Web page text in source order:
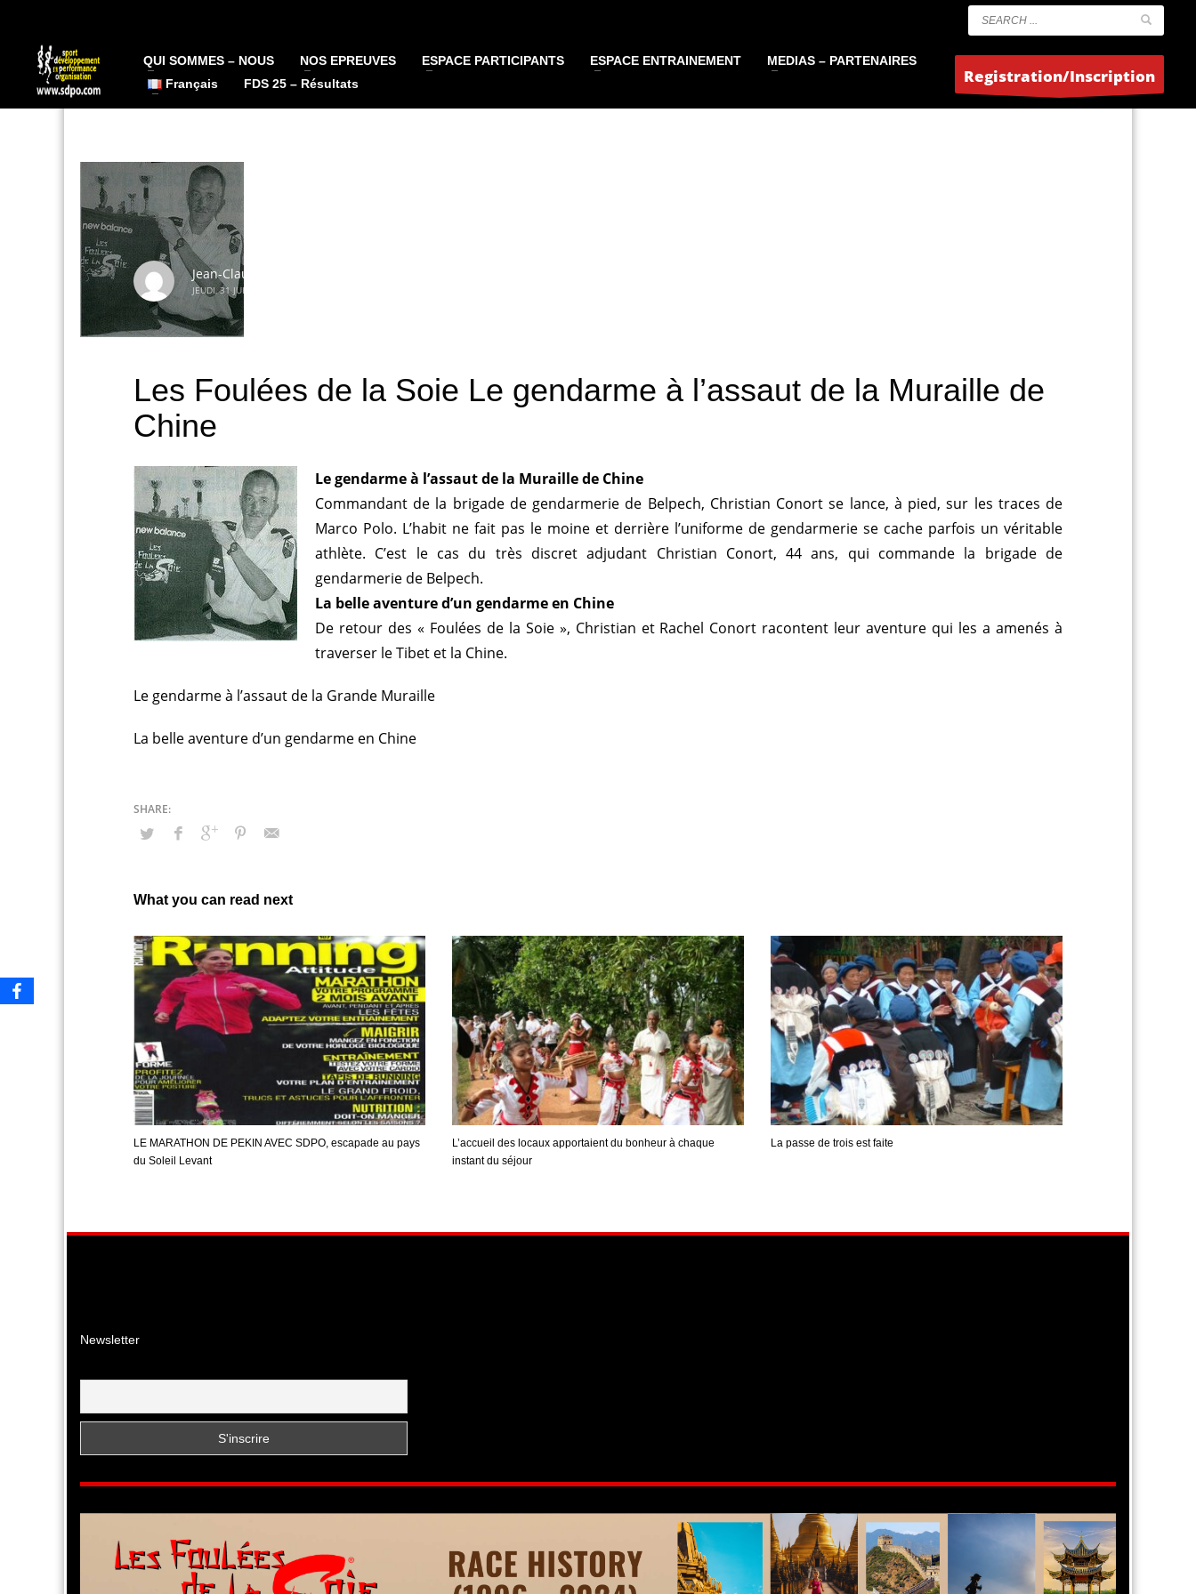
QUI SOMMES – NOUS NOS EPREUVES ESPACE PARTICIPANTS ESPACE ENTRAINEMENT
MEDIAS – PARTENAIRES
Français
FDS 25 – Résultats Registration/Inscription
Jean-Claude
JEUDI, 31 JUILLET 2014
Les Foulées de la Soie Le gendarme à l’assaut de la Muraille de
Chine
Le gendarme à l’assaut de la Muraille de Chine
Commandant de la brigade de gendarmerie de Belpech, Christian Conort se lance, à pied, sur les traces de
Marco Polo. L’habit ne fait pas le moine et derrière l’uniforme de gendarmerie se cache parfois un véritable
athlète. C’est le cas du très discret adjudant Christian Conort, 44 ans, qui commande la brigade de
gendarmerie de Belpech.
La belle aventure d’un gendarme en Chine
De retour des « Foulées de la Soie », Christian et Rachel Conort racontent leur aventure qui les a amenés à
traverser le Tibet et la Chine.
Le gendarme à l’assaut de la Grande Muraille
La belle aventure d’un gendarme en Chine
What you can read next
LE MARATHON DE PEKIN AVEC SDPO, escapade au pays
du Soleil Levant
L’accueil des locaux apportaient du bonheur à chaque
instant du séjour
La passe de trois est faite
Newsletter